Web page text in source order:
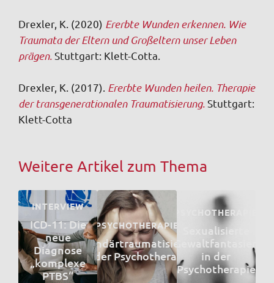
Drexler, K. (2020) Ererbte Wunden erkennen. Wie
Traumata der Eltern und Großeltern unser Leben
prägen. Stuttgart: Klett-Cotta.
Drexler, K. (2017). Ererbte Wunden heilen. Therapie
der transgenerationalen Traumatisierung. Stuttgart:
Klett-Cotta
Weitere Artikel zum Thema
INTERVIEW
ICD-11: Die
neue
Diagnose
„komplexe
PTBS“
PSYCHOTHERAPIE
Sekundärtraumatisierung
in der Psychotherapie
PSYCHOTHERAPIE
Sexualisierte
Gewaltfantasien
in der
Psychotherapie